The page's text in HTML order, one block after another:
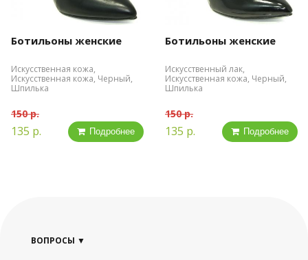
Ботильоны женские
Искусственная кожа,
Искусственная кожа, Черный,
Шпилька
150 р.
135 р. Подробнее
Ботильоны женские
Искусственный лак,
Искусственная кожа, Черный,
Шпилька
150 р.
135 р. Подробнее
ВОПРОСЫ